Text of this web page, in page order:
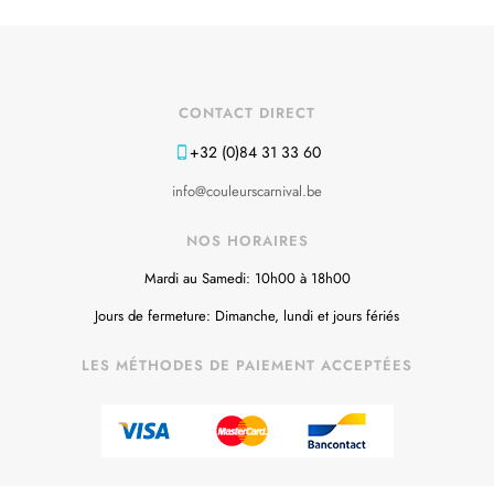
CONTACT DIRECT
+32 (0)84 31 33 60
info@couleurscarnival.be
NOS HORAIRES
Mardi au Samedi: 10h00 à 18h00
Jours de fermeture: Dimanche, lundi et jours fériés
LES MÉTHODES DE PAIEMENT ACCEPTÉES